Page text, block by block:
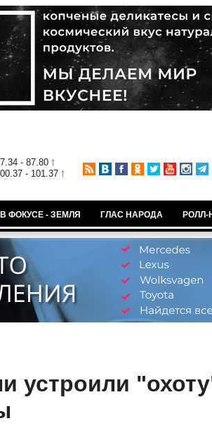
- 87.80
- 101.37
В ФОКУСЕ - ЗЕМЛЯ ГЛАС НАРОДА
устроили